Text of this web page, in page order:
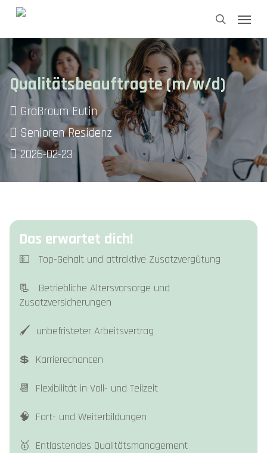
main
content
search
Menu
Qualitätsbeauftragte (m/w/d)
Großraum Eutin
Senioren Residenz
2026-02-23
Das erwartet dich!
💵 Top-Gehalt und attraktive Zusatzvergütung
📃 Betriebliche Altersvorsorge und
Zusatzversicherungen
🖌️ unbefristeter Arbeitsvertrag
💲 Karrierechancen
📆 Flexibilität in Voll- und Teilzeit
🧠 Fort- und Weiterbildungen
🥇 Entlastendes Qualitätsmanagement